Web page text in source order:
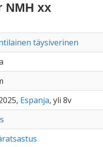
NMH xx
täysiverinen
Espanja, yli 8v